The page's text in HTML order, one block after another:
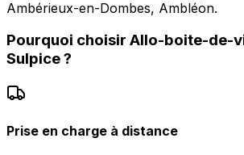
Ambérieux-en-Dombes, Ambléon.
Pourquoi choisir Allo-boite-de-
Sulpice?
Prise en charge à distance